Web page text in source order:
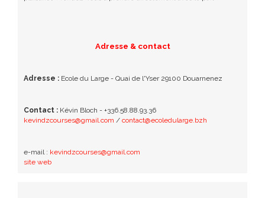
Adresse & contact
Adresse : Ecole du Large - Quai de l'Yser 29100 Douarnenez
Contact : Kévin Bloch - +336.58.88.93.36
kevindzcourses@gmail.com / contact@ecoledularge.bzh
e-mail : kevindzcourses@gmail.com
site web